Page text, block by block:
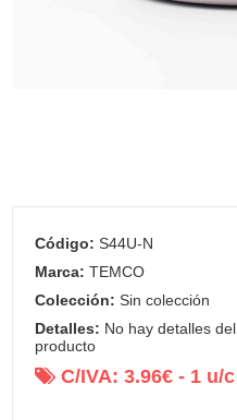
Código: S44U-N
Marca: TEMCO
Colección: Sin colección
Detalles: No hay detalles del
producto
C/IVA:3.96€ - 1 u/c